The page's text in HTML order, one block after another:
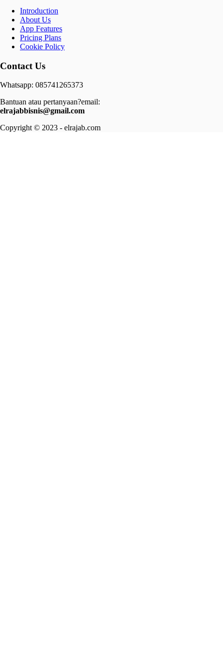
Introduction
About Us
App Features
Pricing Plans
Cookie Policy
Contact Us
Whatsapp: 085741265373
Bantuan atau pertanyaan?email:
elrajabbisnis@gmail.com
Copyright © 2023 - elrajab.com